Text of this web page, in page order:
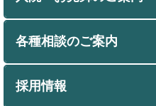
各種相談のご案内
採用情報